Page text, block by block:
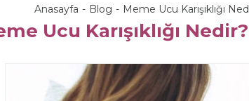
Anasayfa Blog Meme Ucu Karışıklığı
Ucu Karışıklığı